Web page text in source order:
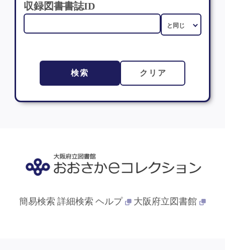
収録図書書誌ID
検索 クリア
簡易検索 詳細検索 ヘルプ 大阪府立図書館